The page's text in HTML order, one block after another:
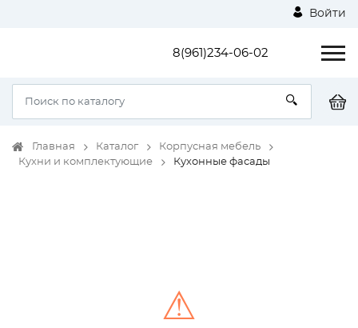
Войти
8(961)234-06-02
Главная Каталог
Корпусная мебель
Кухни и комплектующие
Кухонные фасады
⚠